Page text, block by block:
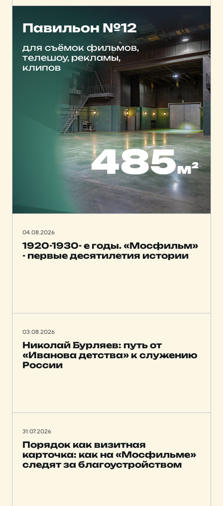
Павильон №12
для съёмок фильмов,
телешоу, рекламы,
клипов
04.08.2026
1920-1930- е годы. «Мосфильм»
- первые десятилетия истории
03.08.2026
Николай Бурляев: путь от
«Иванова детства» к служению
России
31.07.2026
Порядок как визитная
карточка: как на «Мосфильме»
следят за благоустройством